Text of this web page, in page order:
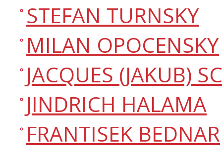
STEFAN TURNSKY
MILAN OPOCENSKY
JACQUES (JAKUB)
JINDRICH HALAMA
FRANTISEK BEDNAR